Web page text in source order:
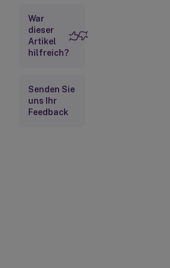
War
dieser
Artikel
hilfreich?
Senden Sie
uns Ihr
Feedback